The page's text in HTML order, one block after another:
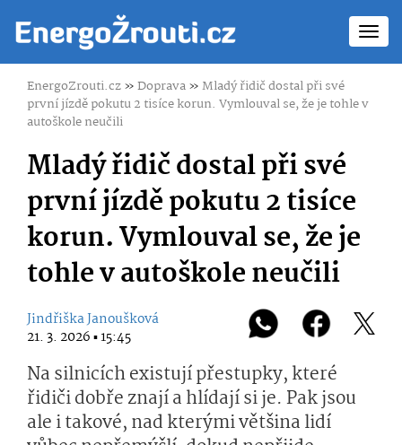
EnergoZrouti.cz»Doprava»Mladý řidič dostal při své
první jízdě pokutu 2 tisíce korun. Vymlouval se, že je tohle v
autoškole neučili
Mladý řidič dostal při své
první jízdě pokutu 2 tisíce
korun. Vymlouval se, že je
tohle v autoškole neučili
Jindřiška Janoušková
21. 3. 2026 ▪ 15:45
Na silnicích existují přestupky, které
řidiči dobře znají a hlídají si je. Pak jsou
ale i takové, nad kterými většina lidí